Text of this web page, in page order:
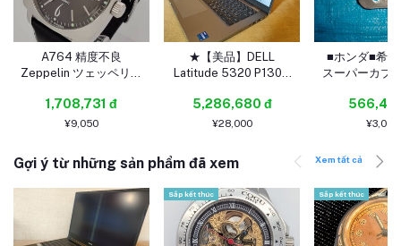
A764 精度不良
Zeppelin ツェッペリン
自動巻 デイト 平置き停
止 メンズ SS 革ベルト
1,708,731 đ
¥9,050
★【美品】DELL
Latitude 5320 P130G
1185G7 3.00GHZ
13.3FHD 16GB
Windows11 電源アダプ
ター付★
5,286,680 đ
¥28,000
■ホンダ■希
スーパーカブ
ンジ/良
¥3,000
Gợi ý từ những sản phẩm đã xem Xem tất cả
Sắp kết thúc Sắp kết thúc